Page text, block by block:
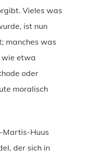
Vieles was
ist nun
manches was
wie etwa
oder
moralisch
Martis-Huus
der sich in